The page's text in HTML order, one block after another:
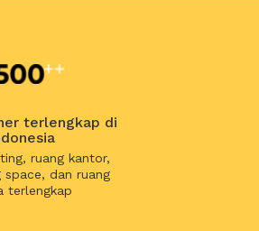
terlengkap di
ruang kantor,
dan ruang
terlengkap